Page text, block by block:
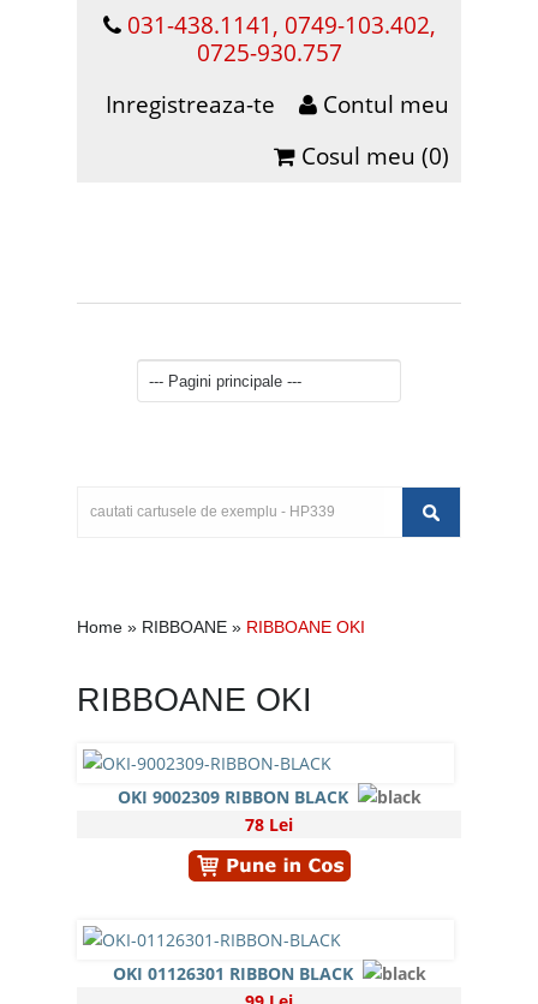
031-438.1141, 0749-103.402,
0725-930.757
Contul meu
Inregistreaza-te
Cosul meu (0)
Home » RIBBOANE » RIBBOANE OKI
RIBBOANE OKI
OKI 9002309 RIBBON BLACK
78 Lei
OKI 01126301 RIBBON BLACK